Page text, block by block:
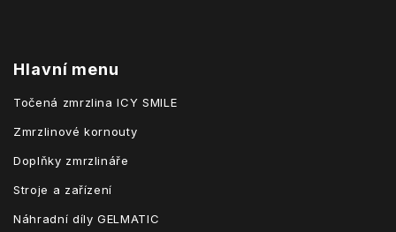
Hlavní menu
Točená zmrzlina ICY SMILE
Zmrzlinové kornouty
Doplňky zmrzlináře
Stroje a zařízení
Náhradní díly GELMATIC